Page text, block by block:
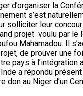
d’organiser la
s’est
solliciter leur
projet voulu par le
Mahamadou. Il
de prouver une
pays à l’intégration
a répondu
don au Niger d’un